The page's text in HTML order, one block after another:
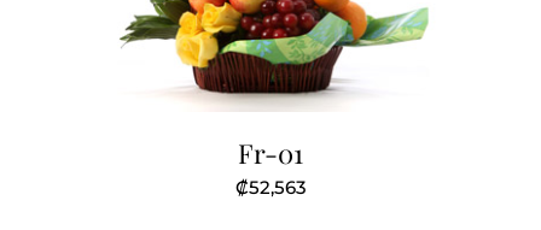
Fr-01
₡52,563